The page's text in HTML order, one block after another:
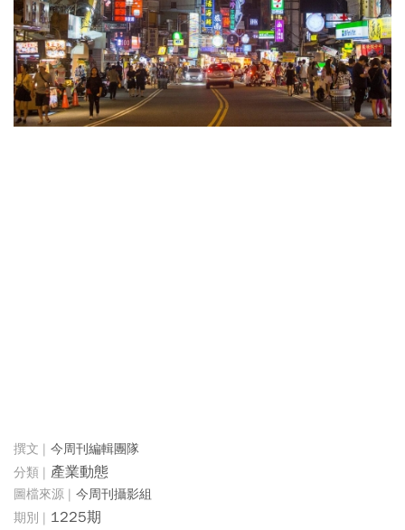
今周刊編輯團隊
產業動態
今周刊攝影組
1225期